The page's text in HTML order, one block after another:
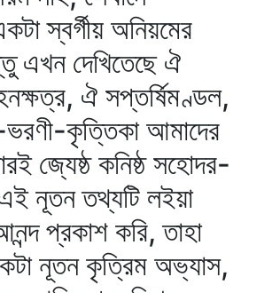
স্বর্গীয় অনিয়মের
এখন দেখিতেছে ঐ
ঐ সপ্তর্ষিমণ্ডল,
কৃত্তিকা আমাদের
জ্যেষ্ঠ কনিষ্ঠ সহোদর-
নূতন তথ্যটি লইয়া
প্রকাশ করি, তাহা
নূতন কৃত্রিম অভ্যাস,